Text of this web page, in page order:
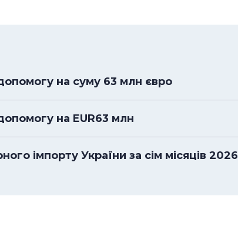
на суму 63 млн євро
на EUR63 млн
імпорту України за сім місяців 2026